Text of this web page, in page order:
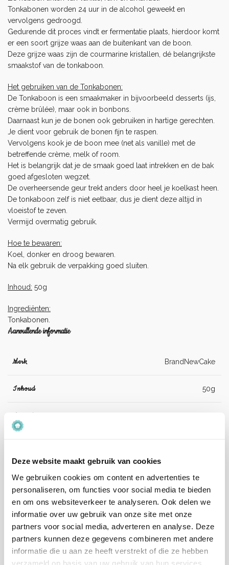
Deze website maakt gebruik van cookies
We gebruiken cookies om content en advertenties te
personaliseren, om functies voor social media te bieden
en om ons websiteverkeer te analyseren. Ook delen we
informatie over uw gebruik van onze site met onze
partners voor social media, adverteren en analyse. Deze
partners kunnen deze gegevens combineren met andere
informatie die u aan ze heeft verstrekt of die ze hebben
verzameld op basis van uw gebruik van hun services.
Tonkabonen worden 24 uur in de alcohol geweekt en
vervolgens gedroogd.
Gedurende dit proces vindt er fermentatie plaats, hierdoor komt
er een soort grijze waas aan de buitenkant van de boon.
Deze grijze waas zijn de courmarine kristallen, dé belangrijkste
smaakstof van de tonkaboon.
Het gebruiken van de Tonkabonen:
De Tonkaboon is een smaakmaker in bijvoorbeeld desserts (ijs,
crème brûlée), maar ook in bonbons.
Daarnaast kun je de bonen ook gebruiken in hartige gerechten.
Je dient voor gebruik de bonen fijn te raspen.
Vervolgens kook je de boon mee (net als vanille) met de
betreffende crème, melk of room.
Het is belangrijk dat je de smaak goed laat intrekken en de bak
goed afgesloten wegzet.
De overheersende geur trekt anders door heel je koelkast heen.
De tonkaboon zelf is niet eetbaar, dus je dient deze altijd in
vloeistof te zeven.
Vermijd overmatig gebruik.
Hoe te bewaren:
Koel, donker en droog bewaren.
Na elk gebruik de verpakking goed sluiten.
Inhoud: 50g
Ingrediënten:
Tonkabonen.
Aanvullende informatie
Merk BrandNewCake
Inhoud 50g
Ingrediënten
Beoordelingen
Er zijn nog geen beoordelingen.
Enkel ingelogde klanten die dit product gekocht hebben,